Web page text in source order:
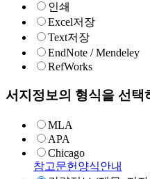
인쇄
Excel저장
Text저장
EndNote / Mendeley
RefWorks
서지정보의 형식을 선택
MLA
APA
Chicago
참고문헌양식안내